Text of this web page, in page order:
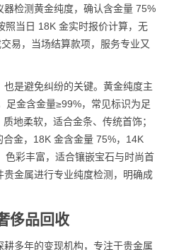
检测黄金纯度，确认含金量 75%
照当日 18K 金实时报价计算，无
易，当场结算款项，服务专业又
是避免纠纷的关键。黄金纯度主
足金含金量≥99%，常见标识为足
地柔软，适合金条、传统首饰；
金，18K 金含金量 75%，14K
色彩丰富，适合镶嵌宝石与时尚首
金属进行专业纯度检测，明确成
侈品回收
多年的变现机构，专注于贵金属